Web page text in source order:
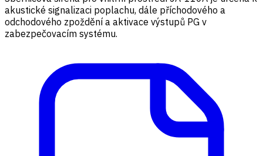
akustické signalizaci poplachu, dále příchodového a
odchodového zpoždění a aktivace výstupů PG v
zabezpečovacím systému.